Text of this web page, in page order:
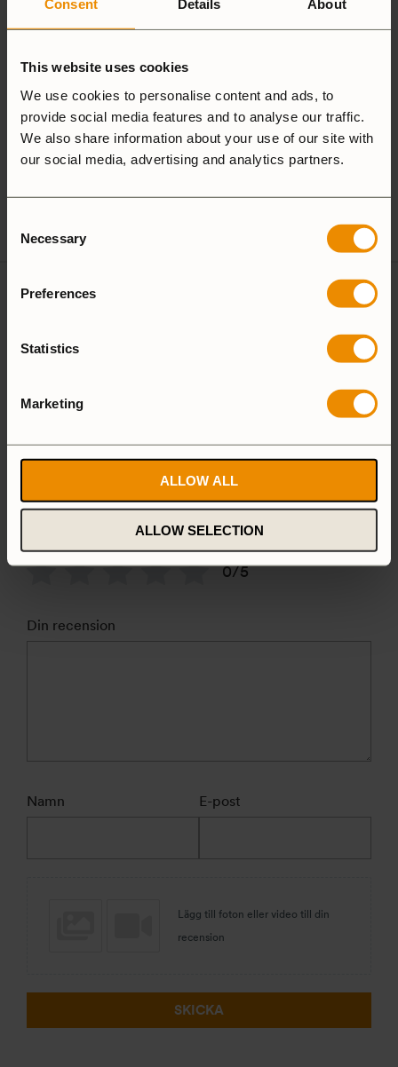
Consent Details About
This website uses cookies
We use cookies to personalise content and ads, to
provide social media features and to analyse our traffic.
We also share information about your use of our site with
our social media, advertising and analytics partners.
Selection
Necessary
Preferences
Statistics
Marketing
ALLOW ALL
ALLOW SELECTION
25 Large 27 Small
Camping Set
Recensioner
There are no reviews yet
Handtag Matdosa
310 Röd
0/5
Din recension
Namn E-post
Lägg till foton eller video till din
recension
SKICKA